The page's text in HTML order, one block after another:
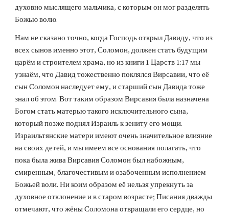
духовно мыслящего мальчика, с которым он мог разделять
Божью волю.
Нам не сказано точно, когда Господь открыл Давиду, что из
всех сынов именно этот, Соломон, должен стать будущим
царём и строителем храма, но из книги 1 Царств 1:17 мы
узнаём, что Давид тожественно поклялся Вирсавии, что её
сын Соломон наследует ему, и старший сын Давида тоже
знал об этом. Вот таким образом Вирсавия была назначена
Богом стать матерью такого исключительного сына,
который позже поднял Израиль к зениту его мощи.
Израильтянские матери имеют очень значительное влияние
на своих детей, и мы имеем все основания полагать, что
пока была жива Вирсавия Соломон был набожным,
смиренным, благочестивым и озабоченным исполнением
Божьей воли. Ни коим образом её нельзя упрекнуть за
духовное отклонение и в старом возрасте; Писания дважды
отмечают, что жёны Соломона отвращали его сердце, но